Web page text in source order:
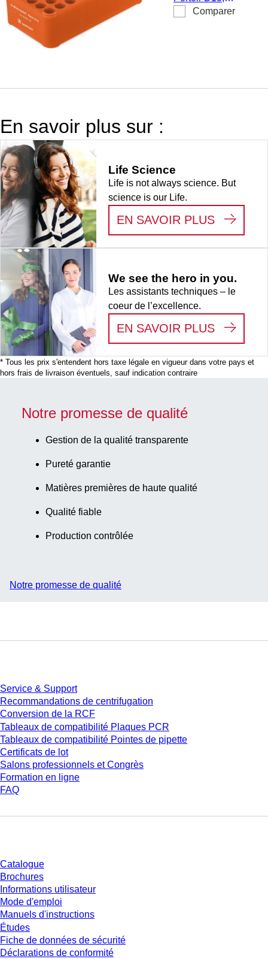
pour 50 tubes,
Comparer
En savoir plus sur :
Life Science
Life is not always science. But
science is our Life.
EN SAVOIR PLUS: LIFE
We see the hero in you.
Les assistants techniques – le
coeur de l’excellence.
EN SAVOIR PLUS: WE
* Tous les prix s'entendent hors taxe légale en vigueur dans votre pays et
hors frais de livraison éventuels, sauf indication contraire
Notre promesse de qualité
Gestion de la qualité transparente
Pureté garantie
Matières premières de haute qualité
Qualité fiable
Production contrôlée
Notre promesse de qualité
Service & Support
Recommandations de centrifugation
Conversion de la RCF
Tableaux de compatibilité Plaques PCR
Tableaux de compatibilité Pointes de pipette
Certificats de lot
Salons professionnels et Congrès
Formation en ligne
FAQ
Catalogue
Brochures
Informations utilisateur
Mode d'emploi
Manuels d'instructions
Études
Fiche de données de sécurité
Déclarations de conformité